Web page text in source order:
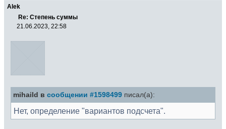
Alek
Re: Степень суммы
21.06.2023, 22:58
mihaild в сообщении #1598499 писал(а):
Нет, определение "вариантов подсчета".